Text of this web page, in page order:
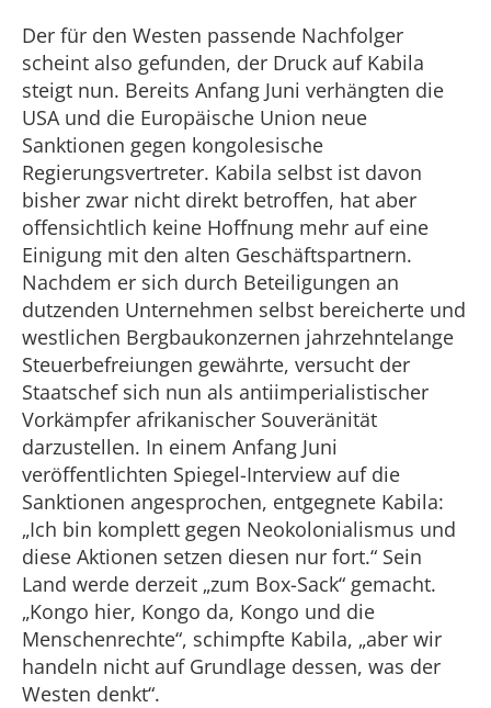
Der für den Westen passende Nachfolger
scheint also gefunden, der Druck auf Kabila
steigt nun. Bereits Anfang Juni verhängten die
USA und die Europäische Union neue
Sanktionen gegen kongolesische
Regierungsvertreter. Kabila selbst ist davon
bisher zwar nicht direkt betroffen, hat aber
offensichtlich keine Hoffnung mehr auf eine
Einigung mit den alten Geschäftspartnern.
Nachdem er sich durch Beteiligungen an
dutzenden Unternehmen selbst bereicherte und
westlichen Bergbaukonzernen jahrzehntelange
Steuerbefreiungen gewährte, versucht der
Staatschef sich nun als antiimperialistischer
Vorkämpfer afrikanischer Souveränität
darzustellen. In einem Anfang Juni
veröffentlichten Spiegel-Interview auf die
Sanktionen angesprochen, entgegnete Kabila:
„Ich bin komplett gegen Neokolonialismus und
diese Aktionen setzen diesen nur fort.“ Sein
Land werde derzeit „zum Box-Sack“ gemacht.
„Kongo hier, Kongo da, Kongo und die
Menschenrechte“, schimpfte Kabila, „aber wir
handeln nicht auf Grundlage dessen, was der
Westen denkt“.